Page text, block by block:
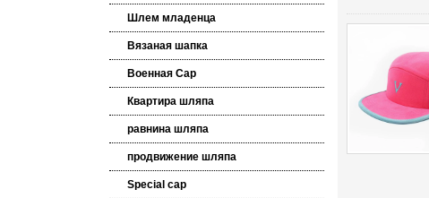
Шлем младенца
Вязаная шапка
Военная Cap
Квартира шляпа
равнина шляпа
продвижение шляпа
Special cap